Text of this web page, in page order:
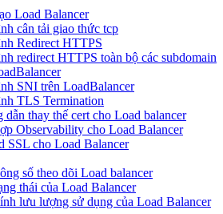
Load Balancer
cân tải giao thức tcp
Redirect HTTPS
redirect HTTPS toàn bộ các subdomain
SNI trên LoadBalancer
TLS Termination
dẫn thay thế cert cho Load balancer
Observability cho Load Balancer
SSL cho Load Balancer
số theo dõi Load balancer
thái của Load Balancer
lưu lượng sử dụng của Load Balancer